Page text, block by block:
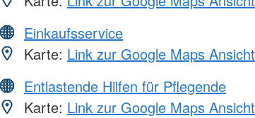
Einkaufsservice
Karte: Link zur Google Maps Ansicht
Entlastende Hilfen für Pflegende
Karte: Link zur Google Maps Ansicht